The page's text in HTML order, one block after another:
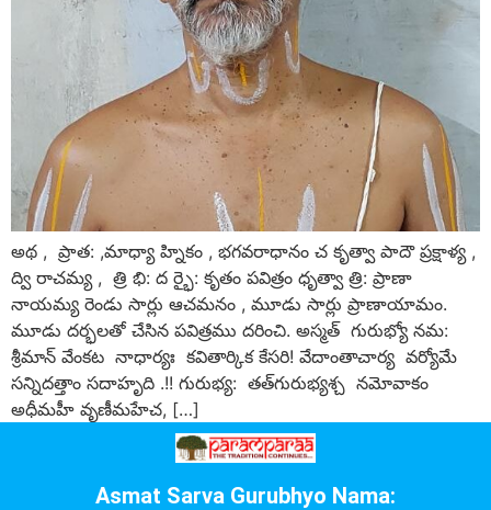
అథ , ప్రాత: ,మాధ్యా హ్నికం , భగవరాధానం చ కృత్వా పాదౌ ప్రక్షాళ్య ,
ద్వి రాచమ్య , త్రి భి: ద ర్భై: కృతం పవిత్రం ధృత్వా త్రి: ప్రాణా
నాయమ్య రెండు సార్లు ఆచమనం , మూడు సార్లు ప్రాణాయామం.
మూడు దర్భలతో చేసిన పవిత్రము దరించి. అస్మత్‌ గురుభ్యో నమ:
శ్రీమాన్‌ వేంకట నాధార్యః కవితార్కిక కేసరి! వేదాంతాచార్య వర్యోమే
సన్నిదత్తాం సదాహృది .!! గురుభ్య: తత్‌గురుభ్యశ్చ నమోవాకం
అధీమహీ వృణీమహేచ, […]
Asmat Sarva Gurubhyo Nama: